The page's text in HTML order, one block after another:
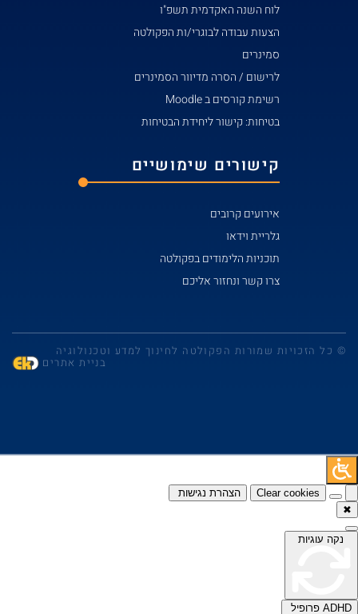
לוח השנה האקדמית תשפ"ו
הצעות עבודה לבוגרי/ות הפקולטה
סמינרים
לרישום / הסרה מדיוור הסמינרים
רשימת קורסים ב Moodle
בטיחות: קישור ליחידת הבטיחות
קישורים שימושיים
אירועים קרובים
גלריית וידאו
תוכניות הלימודים בפקולטה
צרו קשר ונחזור אליכם
© כל הזכויות שמורות הפקולטה לחינוך למדע וטכנולוגיה
בניית אתרים
Clear cookies
הצהרת נגישות
✖
נקה עוגיות
ADHD פרופיל